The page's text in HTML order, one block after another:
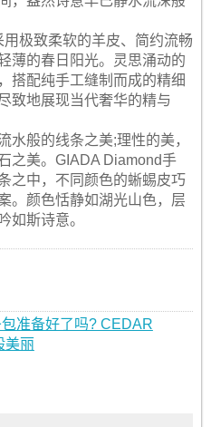
极致柔软的羊皮、简约流畅
薄的春日阳光。灵思涌动的
搭配纯手工缝制而成的精细
致地展现当代奢华的精与
水般的线条之美;理性的美，
之美。GIADA Diamond手
之中，不同颜色的蜥蜴皮巧
。颜色恬静如湖光山色，层
如斯诗意。
准备好了吗? CEDAR
美丽